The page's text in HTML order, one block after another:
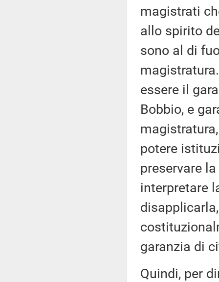
magistrati
allo spirito
sono al di
essere il
Bobbio, e
potere
preservare
interpretare
garanzia di
Quindi, per